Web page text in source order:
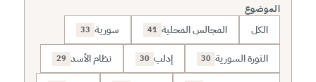
الموضوع
الكل المجالس المحلية 41 سورية 33
الثورة السورية 30 إدلب 30 نظام الأسد 29